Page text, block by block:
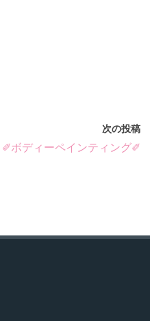
次の投稿
✐ボディーペインティング✐